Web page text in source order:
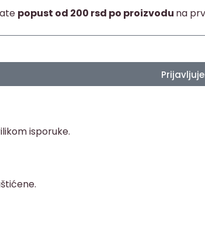
popust od 200 rsd po proizvodu na
isporuke.